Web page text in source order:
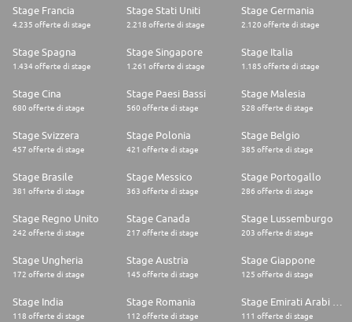
Stage Francia
4.235 offerte di stage
Stage Stati Uniti
2.218 offerte di stage
Stage Germania
2.120 offerte di stage
Stage Spagna
1.434 offerte di stage
Stage Singapore
1.261 offerte di stage
Stage Italia
1.185 offerte di stage
Stage Cina
680 offerte di stage
Stage Paesi Bassi
560 offerte di stage
Stage Malesia
528 offerte di stage
Stage Svizzera
457 offerte di stage
Stage Polonia
421 offerte di stage
Stage Belgio
385 offerte di stage
Stage Brasile
381 offerte di stage
Stage Messico
363 offerte di stage
Stage Portogallo
286 offerte di stage
Stage Regno Unito
242 offerte di stage
Stage Canada
217 offerte di stage
Stage Lussemburgo
203 offerte di stage
Stage Ungheria
172 offerte di stage
Stage Austria
145 offerte di stage
Stage Giappone
125 offerte di stage
Stage India
118 offerte di stage
Stage Romania
112 offerte di stage 111 offerte di stage